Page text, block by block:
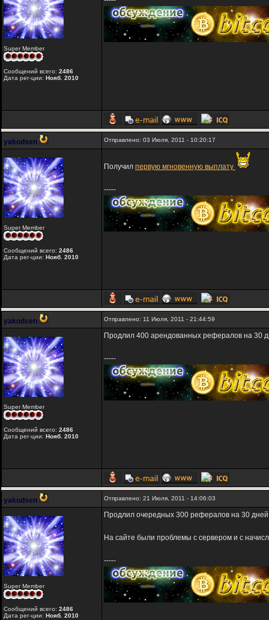
Super Member
Сообщений всего: 2486
Дата рег-ции: Нояб. 2010
yakodsen Отправлено: 03 Июля, 2011 - 10:20:17
Super Member
Сообщений всего: 2486
Дата рег-ции: Нояб. 2010
Получил первую мгновенную выплату
-----
yakodsen Отправлено: 11 Июля, 2011 - 21:44:59
Super Member
Сообщений всего: 2486
Дата рег-ции: Нояб. 2010
Продлил 400 арендованных рефералов на 30
-----
yakodsen Отправлено: 21 Июля, 2011 - 14:06:03
Super Member
Сообщений всего: 2486
Дата рег-ции: Нояб. 2010
Продлил очередных 300 рефералов на 30
На сайте были проблемы с сервером и с
-----